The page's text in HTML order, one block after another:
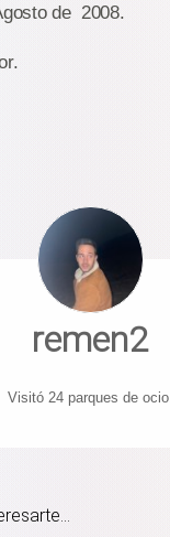
de 2008.
remen2
Visitó 24 parques de ocio.